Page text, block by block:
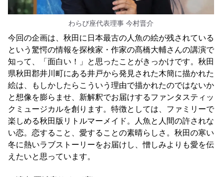
わらび座代表理事 今村晋介
今回の企画は、秋田に日本最古の人魚の絵が残されている
という驚愕の情報を探検家・作家の髙橋大輔さんの講演で
知って、「面白い！」と思ったことがきっかけです。秋田
県秋田郡井川町にある井戸から発見された木簡に描かれた
絵は、もしかしたらこういう理由で描かれたのではないか
と想像を膨らませ、新解釈でお届けするファンタスティッ
クミュージカルを創ります。特徴としては、ファミリーで
楽しめる秋田版リトルマーメイド。人魚と人間の許されな
い恋。恋すること、愛することの素晴らしさ。秋田の寒い
冬に熱いラブストーリーをお届けし、憎しみよりも愛を伝
えたいと思っています。